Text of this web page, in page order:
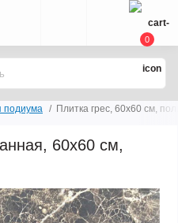
0
подиума Плитка грес, 60х60 см,
60х60 см,